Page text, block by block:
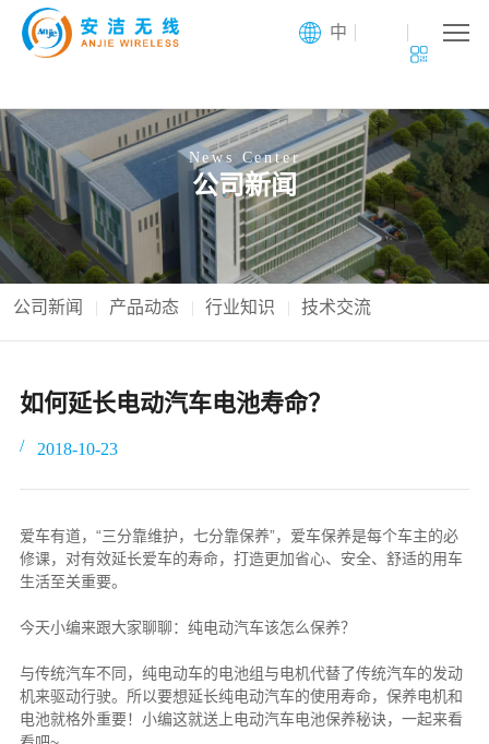
中
News Center
公司新闻
公司新闻 产品动态 行业知识 技术交流
如何延长电动汽车电池寿命？
2018-10-23
爱车有道，“三分靠维护，七分靠保养”，爱车保养是每个车主的必
修课，对有效延长爱车的寿命，打造更加省心、安全、舒适的用车
生活至关重要。
今天小编来跟大家聊聊：纯电动汽车该怎么保养？
与传统汽车不同，纯电动车的电池组与电机代替了传统汽车的发动
机来驱动行驶。所以要想延长纯电动汽车的使用寿命，保养电机和
电池就格外重要！小编这就送上电动汽车电池保养秘诀，一起来看